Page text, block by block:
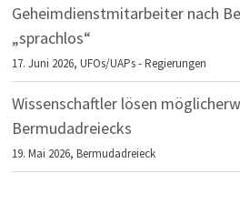
Geheimdienstmitarbeiter nach
„sprachlos“
17. Juni 2026,UFOs/UAPs - Regierungen
Wissenschaftler lösen
Bermudadreiecks
19. Mai 2026,Bermudadreieck